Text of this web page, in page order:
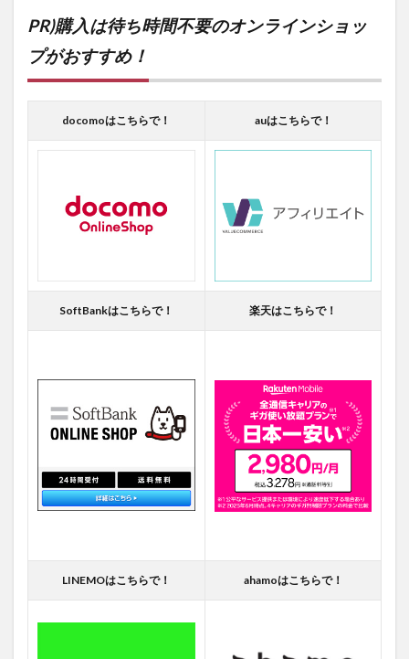
PR)購入は待ち時間不要のオンラインショッ
プがおすすめ！
docomoはこちらで！ auはこちらで！
SoftBankはこちらで！ 楽天はこちらで！
LINEMOはこちらで！ ahamoはこちらで！